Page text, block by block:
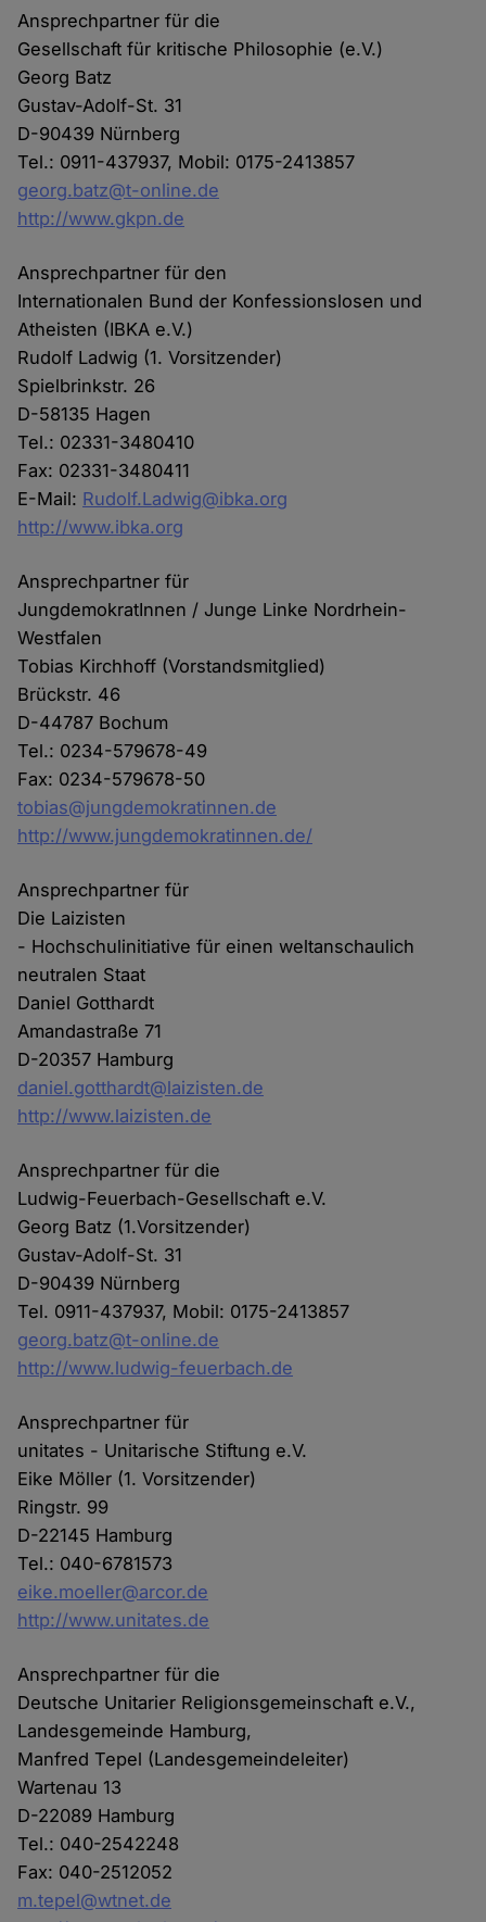
Ansprechpartner für die
Gesellschaft für kritische Philosophie (e.V.)
Georg Batz
Gustav-Adolf-St. 31
D-90439 Nürnberg
Tel.: 0911-437937, Mobil: 0175-2413857
georg.batz@t-online.de
http://www.gkpn.de
Ansprechpartner für den
Internationalen Bund der Konfessionslosen und
Atheisten (IBKA e.V.)
Rudolf Ladwig (1. Vorsitzender)
Spielbrinkstr. 26
D-58135 Hagen
Tel.: 02331-3480410
Fax: 02331-3480411
E-Mail: Rudolf.Ladwig@ibka.org
http://www.ibka.org
Ansprechpartner für
JungdemokratInnen / Junge Linke Nordrhein-
Westfalen
Tobias Kirchhoff (Vorstandsmitglied)
Brückstr. 46
D-44787 Bochum
Tel.: 0234-579678-49
Fax: 0234-579678-50
tobias@jungdemokratinnen.de
http://www.jungdemokratinnen.de/
Ansprechpartner für
Die Laizisten
- Hochschulinitiative für einen weltanschaulich
neutralen Staat
Daniel Gotthardt
Amandastraße 71
D-20357 Hamburg
daniel.gotthardt@laizisten.de
http://www.laizisten.de
Ansprechpartner für die
Ludwig-Feuerbach-Gesellschaft e.V.
Georg Batz (1.Vorsitzender)
Gustav-Adolf-St. 31
D-90439 Nürnberg
Tel. 0911-437937, Mobil: 0175-2413857
georg.batz@t-online.de
http://www.ludwig-feuerbach.de
Ansprechpartner für
unitates - Unitarische Stiftung e.V.
Eike Möller (1. Vorsitzender)
Ringstr. 99
D-22145 Hamburg
Tel.: 040-6781573
eike.moeller@arcor.de
http://www.unitates.de
Ansprechpartner für die
Deutsche Unitarier Religionsgemeinschaft e.V.,
Landesgemeinde Hamburg,
Manfred Tepel (Landesgemeindeleiter)
Wartenau 13
D-22089 Hamburg
Tel.: 040-2542248
Fax: 040-2512052
m.tepel@wtnet.de